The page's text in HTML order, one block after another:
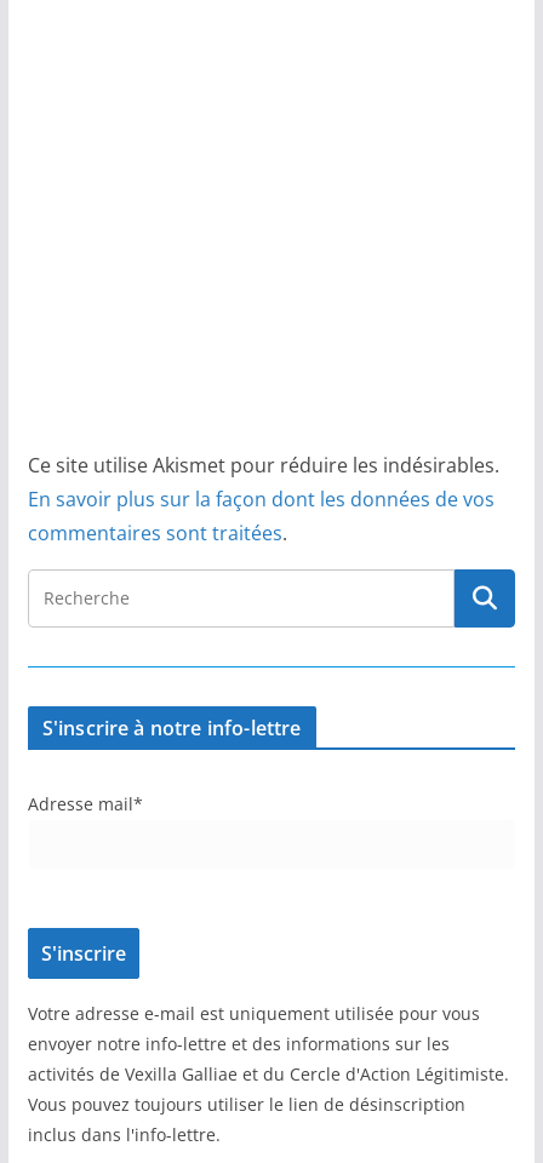
Ce site utilise Akismet pour réduire les indésirables.
En savoir plus sur la façon dont les données de vos
commentaires sont traitées.
S'inscrire à notre info-lettre
Adresse mail*
Votre adresse e-mail est uniquement utilisée pour vous
envoyer notre info-lettre et des informations sur les
activités de Vexilla Galliae et du Cercle d'Action Légitimiste.
Vous pouvez toujours utiliser le lien de désinscription
inclus dans l'info-lettre.